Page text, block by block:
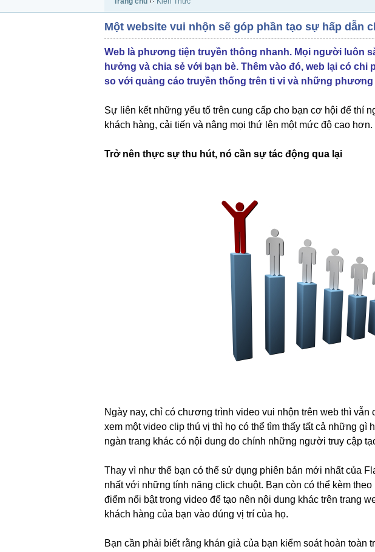
Một website vui nhộn sẽ góp phần tạo sự hấp dẫn
Web là phương tiện truyền thông nhanh. Mọi người luôn
hưởng và chia sẻ với bạn bè. Thêm vào đó, web lại có
so với quảng cáo truyền thống trên ti vi và những
Sự liên kết những yếu tố trên cung cấp cho bạn cơ hội để thí
khách hàng, cải tiến và nâng mọi thứ lên một mức độ cao hơn.
Trở nên thực sự thu hút, nó cần sự tác động qua lại
Ngày nay, chỉ có chương trình video vui nhộn trên web thì
xem một video clip thú vị thì họ có thể tìm thấy tất cả những gì
ngàn trang khác có nội dung do chính những người truy cập
Thay vì như thế bạn có thể sử dụng phiên bản mới nhất của
nhất với những tính năng click chuột. Bạn còn có thể kèm
điểm nổi bật trong video để tạo nên nội dung khác trên trang
khách hàng của bạn vào đúng vị trí của họ.
Bạn cần phải biết rằng khán giả của bạn kiểm soát hoàn toàn